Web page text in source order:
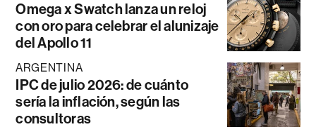
Omega x Swatch lanza un reloj
con oro para celebrar el alunizaje
del Apollo 11
ARGENTINA
IPC de julio 2026: de cuánto
sería la inflación, según las
consultoras